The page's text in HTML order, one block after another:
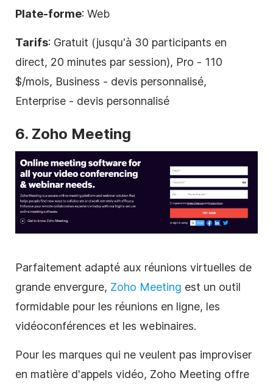
Plate-forme: Web
Tarifs: Gratuit (jusqu'à 30 participants en
direct, 20 minutes par session), Pro - 110
$/mois, Business - devis personnalisé,
Enterprise - devis personnalisé
6. Zoho Meeting
Parfaitement adapté aux réunions virtuelles de
grande envergure, Zoho Meeting est un outil
formidable pour les réunions en ligne, les
vidéoconférences et les webinaires.
Pour les marques qui ne veulent pas improviser
en matière d'appels vidéo, Zoho Meeting offre